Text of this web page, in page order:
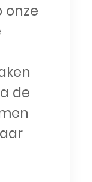
onze
de